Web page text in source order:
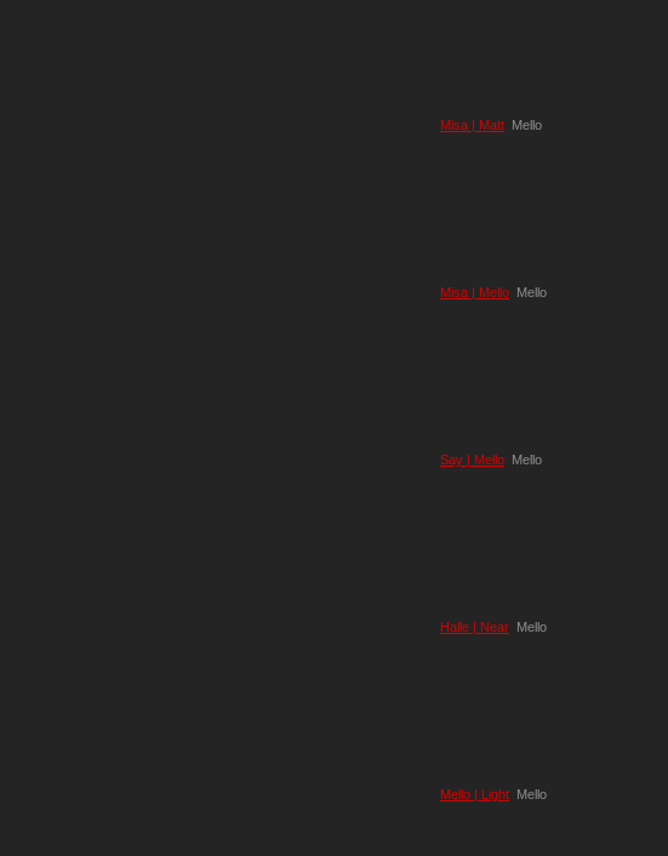
Misa | Matt Mello
Misa | Mello Mello
Say | Mello Mello
Halle | Near Mello
Mello | Light Mello